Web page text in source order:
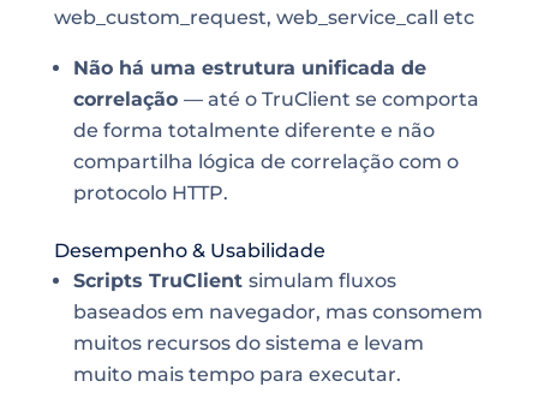
web_custom_request, web_service_call etc
Não há uma estrutura unificada de
correlação — até o TruClient se comporta
de forma totalmente diferente e não
compartilha lógica de correlação com o
protocolo HTTP.
Desempenho & Usabilidade
Scripts TruClient simulam fluxos
baseados em navegador, mas consomem
muitos recursos do sistema e levam
muito mais tempo para executar.